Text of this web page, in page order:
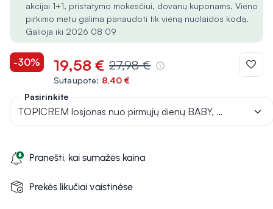
akcijai 1+1, pristatymo mokesčiui, dovanų kuponams. Vieno
pirkimo metu galima panaudoti tik vieną nuolaidos kodą.
Galioja iki 2026 08 09
-30% 19,58 € 27,98 €
Sutaupote: 8,40 €
Pranešti, kai sumažės kaina
Prekės likučiai vaistinėse
Pasirinkite
TOPICREM losjonas nuo pirmųjų dienų BABY, 500 ml